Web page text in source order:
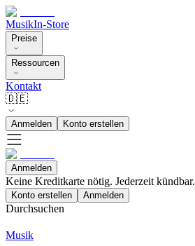
MusikIn-Store
Preise
Ressourcen
Kontakt
🇩🇪
Anmelden Konto erstellen
Anmelden
Keine Kreditkarte nötig. Jederzeit kündbar.
Konto erstellen Anmelden
Durchsuchen
Musik